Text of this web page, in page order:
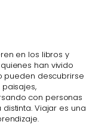
en los libros y
han vivido
pueden descubrirse
con personas
Viajar es una